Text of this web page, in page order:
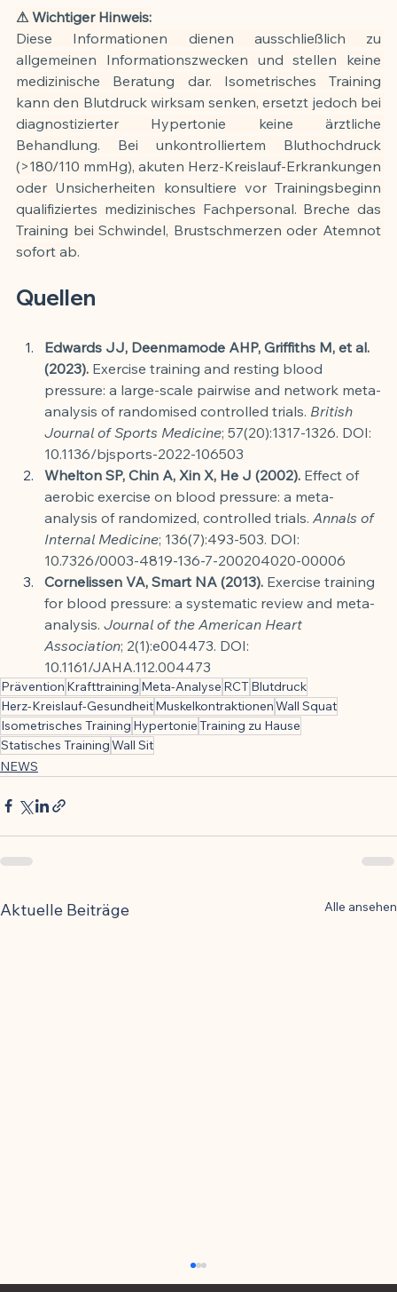
⚠ Wichtiger Hinweis:
Diese Informationen dienen ausschließlich zu
allgemeinen Informationszwecken und stellen keine
medizinische Beratung dar. Isometrisches Training
kann den Blutdruck wirksam senken, ersetzt jedoch bei
diagnostizierter Hypertonie keine ärztliche
Behandlung. Bei unkontrolliertem Bluthochdruck
(>180/110 mmHg), akuten Herz-Kreislauf-Erkrankungen
oder Unsicherheiten konsultiere vor Trainingsbeginn
qualifiziertes medizinisches Fachpersonal. Breche das
Training bei Schwindel, Brustschmerzen oder Atemnot
sofort ab.
Quellen
Edwards JJ, Deenmamode AHP, Griffiths M, et al.
(2023). Exercise training and resting blood
pressure: a large-scale pairwise and network meta-
analysis of randomised controlled trials. British
Journal of Sports Medicine; 57(20):1317-1326. DOI:
10.1136/bjsports-2022-106503
Whelton SP, Chin A, Xin X, He J (2002). Effect of
aerobic exercise on blood pressure: a meta-
analysis of randomized, controlled trials. Annals of
Internal Medicine; 136(7):493-503. DOI:
10.7326/0003-4819-136-7-200204020-00006
Cornelissen VA, Smart NA (2013). Exercise training
for blood pressure: a systematic review and meta-
analysis. Journal of the American Heart
Association; 2(1):e004473. DOI:
10.1161/JAHA.112.004473
Prävention Krafttraining Meta-Analyse RCT Blutdruck
Herz-Kreislauf-GesundheitMuskelkontraktionenWall Squat
Isometrisches Training HypertonieTraining zu Hause
Statisches TrainingWall Sit
NEWS
Aktuelle Beiträge Alle ansehen